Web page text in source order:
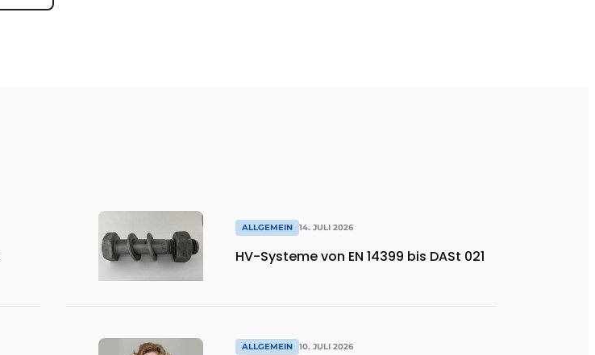
ALLGEMEIN 14. JULI 2026
HV-Systeme von EN 14399 bis DASt 021
ALLGEMEIN 10. JULI 2026